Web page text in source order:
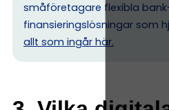
småföretagare flexibla
finansieringslösningar som
allt som ingår här.